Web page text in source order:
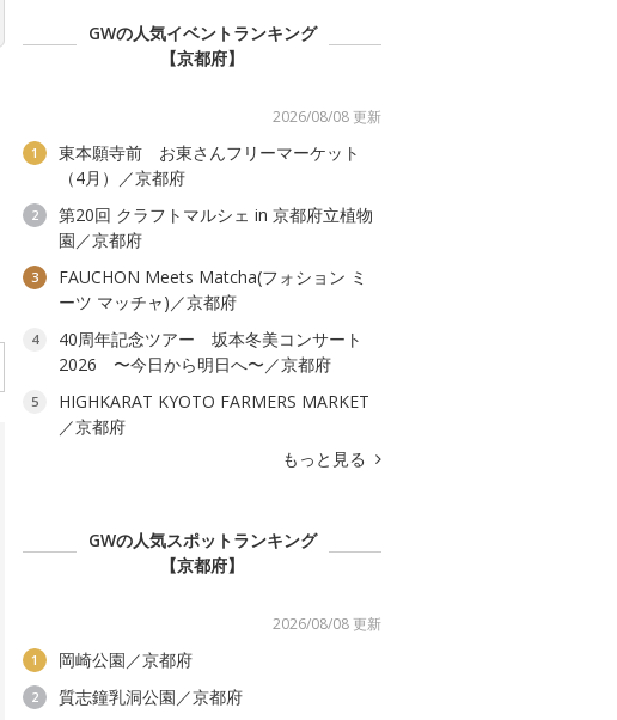
GWの人気イベントランキング
【京都府】
2026/08/08 更新
1
東本願寺前 お東さんフリーマーケット
（4月）／京都府
2
第20回 クラフトマルシェ in 京都府立植物
園／京都府
3
FAUCHON Meets Matcha(フォション ミ
ーツ マッチャ)／京都府
4
40周年記念ツアー 坂本冬美コンサート
2026 〜今日から明日へ〜／京都府
5
HIGHKARAT KYOTO FARMERS MARKET
／京都府
もっと見る
GWの人気スポットランキング
【京都府】
2026/08/08 更新
1 岡崎公園／京都府
2 質志鐘乳洞公園／京都府